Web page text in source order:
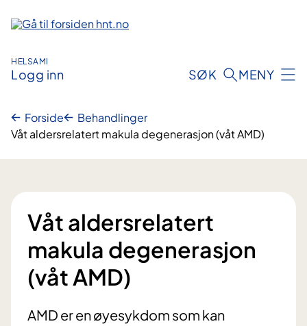
innhold
HELSAMI
Logg inn SØK MENY
Forside
Behandlinger
Våt aldersrelatert makula degenerasjon (våt AMD)
Våt aldersrelatert
makula degenerasjon
(våt AMD)
AMD er en øyesykdom som kan